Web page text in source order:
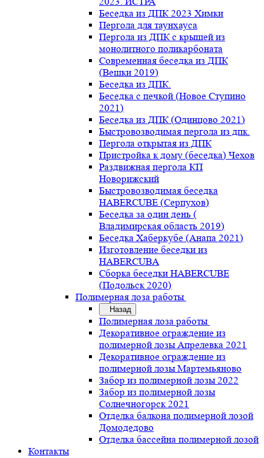
Беседка из ДПК 2023 Химки
Пергола для таунхауса
Пергола из ДПК с крышей из
монолитного поликарбоната
Современная беседка из ДПК
(Вешки 2019)
Беседка из ДПК.
Беседка с печкой (Новое Ступино
2021)
Беседка из ДПК (Одинцово 2021)
Быстровозводимая пергола из дпк.
Пергола открытая из ДПК
Пристройка к дому (беседка) Чехов
Раздвижная пергола КП
Новорижский
Быстровозводимая беседка
HABERCUBE (Серпухов)
Беседка за один день (
Владимирская область 2019)
Беседка Хаберкубе (Анапа 2021)
Изготовление беседки из
HABERCUBA
Сборка беседки HABERCUBE
(Подольск 2020)
Полимерная лоза работы
Назад
Полимерная лоза работы
Декоративное ограждение из
полимерной лозы Апрелевка 2021
Декоративное ограждение из
полимерной лозы Мартемьяново
Забор из полимерной лозы 2022
Забор из полимерной лозы
Солнечногорск 2021
Отделка балкона полимерной лозой
Домодедово
Отделка бассейна полимерной лозой
Контакты